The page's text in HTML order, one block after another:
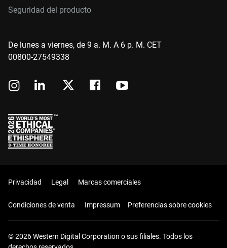
Seguridad del producto
De lunes a viernes, de 9 a. M. A 6 p. M. CET
00800-27549338
Privacidad Legal Marcas comerciales
Condiciones de venta Impressum Preferencias sobre cookies
© 2026 Western Digital Corporation o sus filiales. Todos los